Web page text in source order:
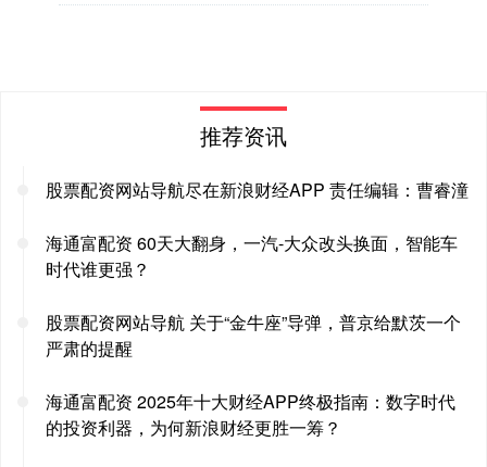
推荐资讯
股票配资网站导航尽在新浪财经APP 责任编辑：曹睿潼
海通富配资 60天大翻身，一汽-大众改头换面，智能车
时代谁更强？
股票配资网站导航 关于“金牛座”导弹，普京给默茨一个
严肃的提醒
海通富配资 2025年十大财经APP终极指南：数字时代
的投资利器，为何新浪财经更胜一筹？